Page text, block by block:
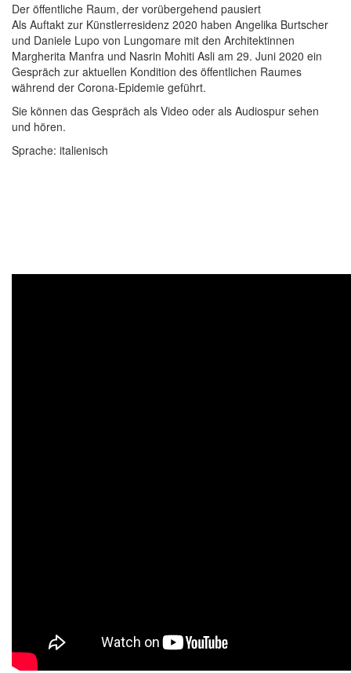
Der öffentliche Raum, der vorübergehend pausiert
Als Auftakt zur Künstlerresidenz 2020 haben Angelika Burtscher
und Daniele Lupo von Lungomare mit den Architektinnen
Margherita Manfra und Nasrin Mohiti Asli am 29. Juni 2020 ein
Gespräch zur aktuellen Kondition des öffentlichen Raumes
während der Corona-Epidemie geführt.
Sie können das Gespräch als Video oder als Audiospur sehen
und hören.
Sprache: italienisch